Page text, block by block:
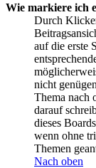
Wie markiere ich
Durch
auf die erste
nicht
Thema nach
darauf
dieses
wenn ohne
Themen
Nach oben